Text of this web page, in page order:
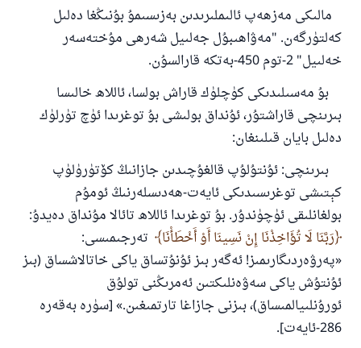
مالىكى مەزھەپ ئالىملىرىدىن بەزىسىمۇ بۇنىڭغا دەلىل
كەلتۈرگەن. "مەۋاھىبۇل جەلىيل شەرھى مۇختەسەر
خەلىيل" 2-توم 450-بەتكە قارالسۇن.
بۇ مەسىلىدىكى كۈچلۈك قاراش بولسا، ئاللاھ خالىسا
بىرىنچى قاراشتۇر، ئۇنداق بولىشى بۇ توغرىدا ئۈچ تۈرلۈك
دەلىل بايان قىلىنغان:
بىرىنچى: ئۇنتۇلۇپ قالغۇچىدىن جازانىڭ كۆتۈرۈلۈپ
كېتىشى توغرىسىدىكى ئايەت-ھەدىسلەرنىڭ ئومۇم
بولغانلىقى ئۈچۈندۇر. بۇ توغرىدا ئاللاھ تائالا مۇنداق دەيدۇ:
رَبَّنَا لَا تُؤَاخِذْنَا إِنْ نَسِينَا أَوْ أَخْطَأْنَا
تەرجىمىسى:
«پەرۋەردىگارىمىز! ئەگەر بىز ئۇنۇتساق ياكى خاتالاشساق (بىز
ئۇنتۇش ياكى سەۋەنلىكتىن ئەمرىڭنى تولۇق
ئورۇنلىيالمىساق)، بىزنى جازاغا تارتمىغىن.» [سۈرە بەقەرە
286-ئايەت].
پەيغەمبەرئەلەيھىسسالام مۇنداق دېگەن:
ياخشىلىققا باشلارپ قويغان كىشى قىلغۇچىغا
ئوخشاش ساۋاپقا ئېرىشىدۇ